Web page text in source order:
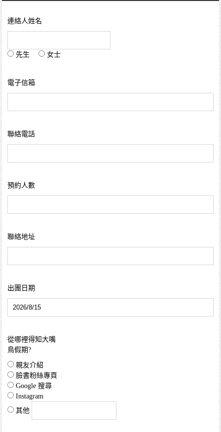
連絡人姓名
先生 女士
電子信箱
聯絡電話
預約人數
聯絡地址
出團日期
從哪裡得知大嘴
鳥假期?
親友介紹
臉書粉絲專頁
Google 搜尋
Instagram
其他